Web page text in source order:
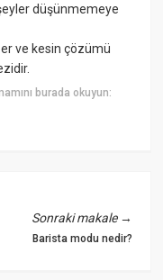
düşünmemeye
ve kesin çözümü
burada okuyun:
Sonraki makale→
Barista modu nedir?